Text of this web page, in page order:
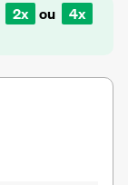
2x ou 4x